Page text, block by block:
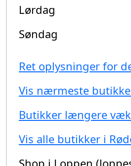
Lørdag
Søndag
Ret oplysninger for
Vis nærmeste
Butikker længere
Vis alle butikker i
Shop i Loppen